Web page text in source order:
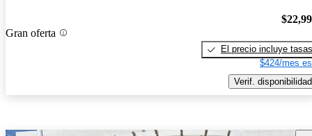
Gran oferta
El precio incluye tasas
$424/mes
Verif. disponibilidad